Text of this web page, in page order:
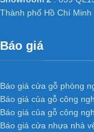
Thành phố Hồ Chí Minh
Báo giá
Báo giá cửa gỗ phòng
Báo giá của gỗ công
Báo giá của gỗ công
Báo giá cửa nhựa nhà